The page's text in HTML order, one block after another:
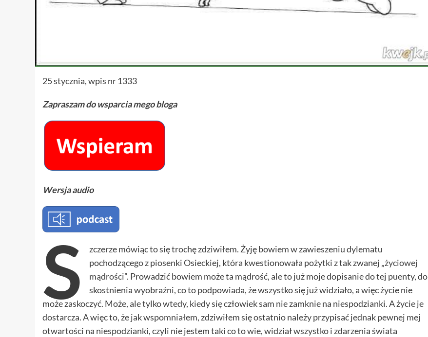
25 stycznia, wpis nr 1333
Zapraszam do wsparcia mego bloga
Wersja audio
S
zczerze mówiąc to się trochę zdziwiłem. Żyję bowiem w zawieszeniu dylematu
pochodzącego z piosenki Osieckiej, która kwestionowała pożytki z tak zwanej „życiowej
mądrości”. Prowadzić bowiem może ta mądrość, ale to już moje dopisanie do tej puenty, do
skostnienia wyobraźni, co to podpowiada, że wszystko się już widziało, a więc życie nie
może zaskoczyć. Może, ale tylko wtedy, kiedy się człowiek sam nie zamknie na niespodzianki. A życie je
dostarcza. A więc to, że jak wspomniałem, zdziwiłem się ostatnio należy przypisać jednak pewnej mej
otwartości na niespodzianki, czyli nie jestem taki co to wie, widział wszystko i zdarzenia świata